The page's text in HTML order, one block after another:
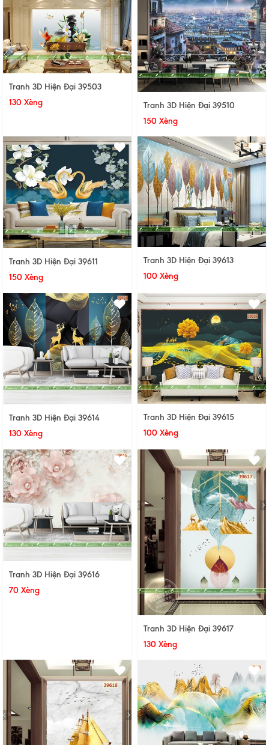
Tranh 3D Hiện Đại 39503
130 Xèng
Tranh 3D Hiện Đại 39510
150 Xèng
Tranh 3D Hiện Đại 39611
150 Xèng
Tranh 3D Hiện Đại 39613
100 Xèng
Tranh 3D Hiện Đại 39614
130 Xèng
Tranh 3D Hiện Đại 39615
100 Xèng
Tranh 3D Hiện Đại 39616
70 Xèng
Tranh 3D Hiện Đại 39617
130 Xèng